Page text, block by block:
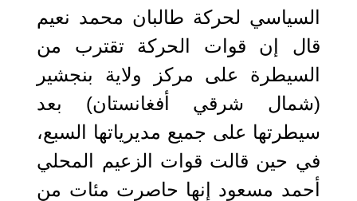
السياسي لحركة طالبان محمد نعيم
قال إن قوات الحركة تقترب من
السيطرة على مركز ولاية بنجشير
(شمال شرقي أفغانستان) بعد
سيطرتها على جميع مديرياتها السبع،
في حين قالت قوات الزعيم المحلي
أحمد مسعود إنها حاصرت مئات من